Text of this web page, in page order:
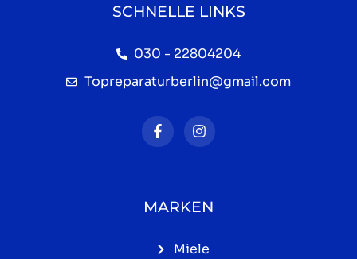
SCHNELLE LINKS
030 - 22804204
Topreparaturberlin@gmail.com
MARKEN
Miele